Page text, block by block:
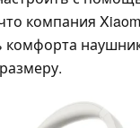
компания
комфорта